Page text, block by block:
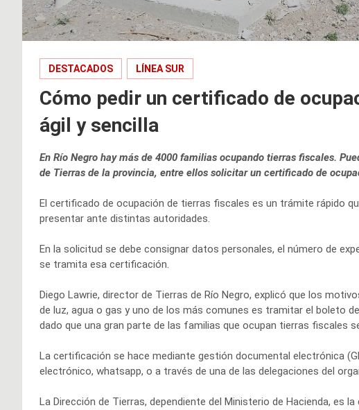
DESTACADOS LÍNEA SUR
Cómo pedir un certificado de
ágil y sencilla
En Río Negro hay más de 4000 familias ocupando tierras fiscales.
de Tierras de la provincia, entre ellos solicitar un certificado de
El certificado de ocupación de tierras fiscales es un trámite rápido
presentar ante distintas autoridades.
En la solicitud se debe consignar datos personales, el número de
se tramita esa certificación.
Diego Lawrie, director de Tierras de Río Negro, explicó que los
de luz, agua o gas y uno de los más comunes es tramitar el boleto
dado que una gran parte de las familias que ocupan tierras fiscales
La certificación se hace mediante gestión documental electrónica
electrónico, whatsapp, o a través de una de las delegaciones del
La Dirección de Tierras, dependiente del Ministerio de Hacienda, es